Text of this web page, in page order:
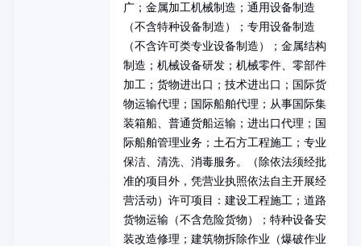
广；金属加工机械制造；通用设备制造
（不含特种设备制造）；专用设备制造
（不含许可类专业设备制造）；金属结构
制造；机械设备研发；机械零件、零部件
加工；货物进出口；技术进出口；国际货
物运输代理；国际船舶代理；从事国际集
装箱船、普通货船运输；进出口代理；国
际船舶管理业务；土石方工程施工；专业
保洁、清洗、消毒服务。（除依法须经批
准的项目外，凭营业执照依法自主开展经
营活动）许可项目：建设工程施工；道路
货物运输（不含危险货物）；特种设备安
装改造修理；建筑物拆除作业（爆破作业